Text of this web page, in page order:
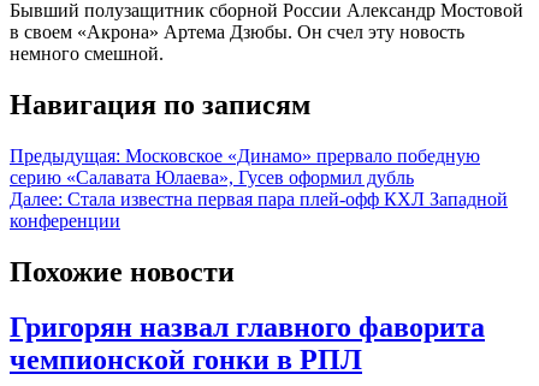
Бывший полузащитник сборной России Александр Мостовой
в своем «Акрона» Артема Дзюбы. Он счел эту новость
немного смешной.
Навигация по записям
Предыдущая: Московское «Динамо» прервало победную
серию «Салавата Юлаева», Гусев оформил дубль
Далее: Стала известна первая пара плей-офф КХЛ Западной
конференции
Похожие новости
Григорян назвал главного фаворита
чемпионской гонки в РПЛ